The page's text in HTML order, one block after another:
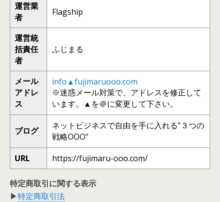
運営業
者
Flagship
運営統
括責任
者
ふじまる
メール
アドレ
ス
info▲fujimaruooo.com
※迷惑メール対策で、アドレスを修正して
います。▲を＠に変更して下さい。
ブログ
ネットビジネスで自由を手に入れる”３つの
戦略OOO”
URL
https://fujimaru-ooo.com/
特定商取引に関する表示
▶特定商取引法